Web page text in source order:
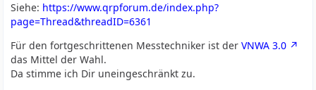
Siehe: https://www.qrpforum.de/index.php?
page=Thread&threadID=6361
Für den fortgeschrittenen Messtechniker ist derVNWA 3.0
das Mittel der Wahl.
Da stimme ich Dir uneingeschränkt zu.